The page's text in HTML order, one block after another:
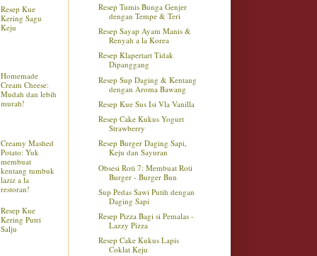
Resep Kue
Kering Sagu
Keju
Homemade
Cream Cheese:
Mudah dan lebih
murah!
Creamy Mashed
Potato: Yuk
membuat
kentang tumbuk
laziz a la
restoran!
Resep Kue
Kering Putri
Salju
Resep Tumis Bunga Genjer
dengan Tempe & Teri
Resep Sayap Ayam Manis &
Renyah a la Korea
Resep Klapertart Tidak
Dipanggang
Resep Sup Daging & Kentang
dengan Aroma Bawang
Resep Kue Sus Isi Vla Vanilla
Resep Cake Kukus Yogurt
Strawberry
Resep Burger Daging Sapi,
Keju dan Sayuran
Obsesi Roti 7: Membuat Roti
Burger - Burger Bun
Sup Pedas Sawi Putih dengan
Daging Sapi
Resep Pizza Bagi si Pemalas -
Lazzy Pizza
Resep Cake Kukus Lapis
Coklat Keju